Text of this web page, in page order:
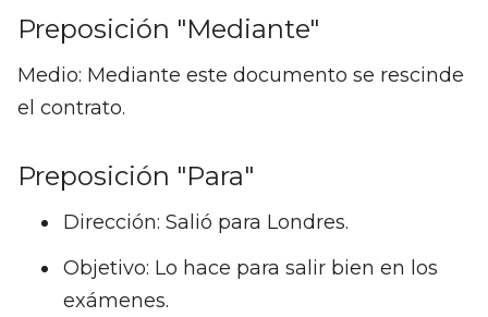
Preposición "Mediante"
Medio: Mediante este documento se rescinde
el contrato.
Preposición "Para"
Dirección: Salió para Londres.
Objetivo: Lo hace para salir bien en los
exámenes.